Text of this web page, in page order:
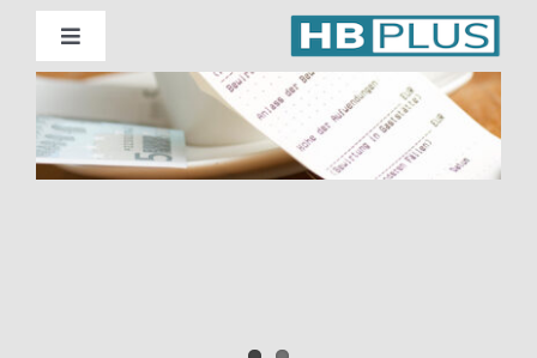
Skip
content
Toggle
Navigation
Beratung